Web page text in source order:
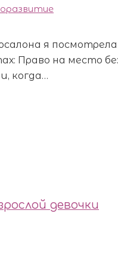
я
Право на место
когда…
девочки